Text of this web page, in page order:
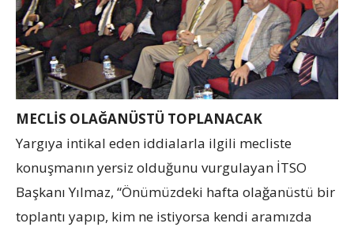
MECLİS OLAĞANÜSTÜ TOPLANACAK
Yargıya intikal eden iddialarla ilgili mecliste
konuşmanın yersiz olduğunu vurgulayan İTSO
Başkanı Yılmaz, “Önümüzdeki hafta olağanüstü bir
toplantı yapıp, kim ne istiyorsa kendi aramızda